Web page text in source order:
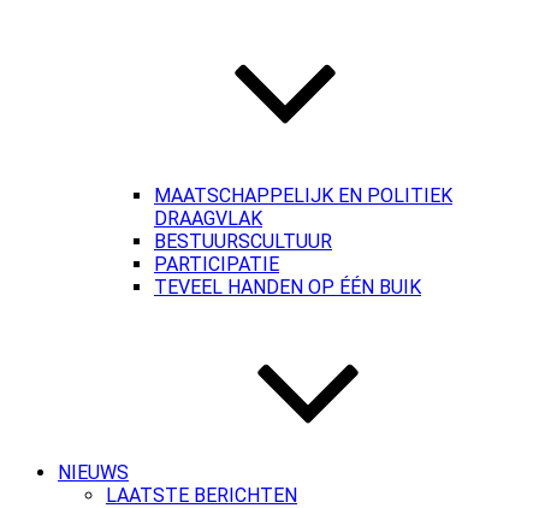
MAATSCHAPPELIJK EN POLITIEK
DRAAGVLAK
BESTUURSCULTUUR
PARTICIPATIE
TEVEEL HANDEN OP ÉÉN BUIK
NIEUWS
LAATSTE BERICHTEN